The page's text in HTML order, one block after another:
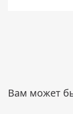
Вам может